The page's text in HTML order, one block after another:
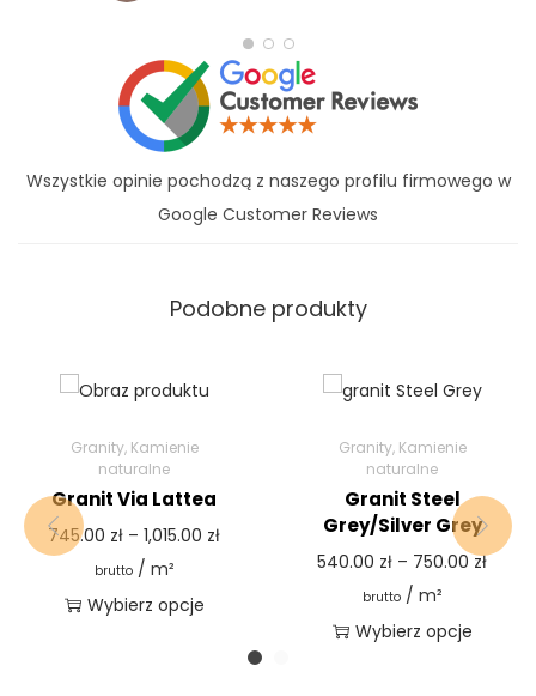
Wszystkie opinie pochodzą z naszego profilu firmowego w
Google Customer Reviews
Podobne produkty
Granity, Kamienie
naturalne
Granit Via Lattea
745.00 zł – 1,015.00 zł
brutto/ m²
Wybierz opcje
Granity, Kamienie
naturalne
Granit Steel
Grey/Silver Grey
540.00 zł – 750.00zł
brutto/ m²
Wybierz opcje